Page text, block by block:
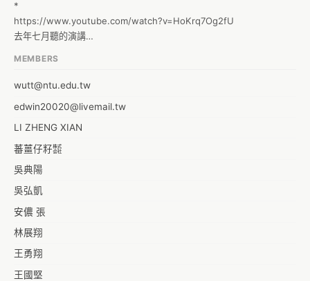
*
https://www.youtube.com/watch?v=HoKrq7Og2fU
去年七月聽的演講
MEMBERS
wutt@ntu.edu.tw
edwin20020@livemail.tw
LI ZHENG XIAN
蕃薑仔籽㍿
吳典陽
吳弘凱
安儂 張
林展翔
王勇翔
王國堅